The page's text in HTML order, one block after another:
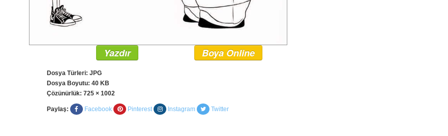
Yazdır Boya Online
Dosya Türleri: JPG
Dosya Boyutu: 40 KB
Çözünürlük: 725 × 1002
Paylaş: Facebook Pinterest Instagram Twitter